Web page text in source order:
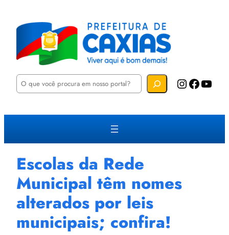
P
u
a
Instagram Facebook YouTube
Escolas da Rede
Municipal têm nomes
alterados por leis
municipais; confira!